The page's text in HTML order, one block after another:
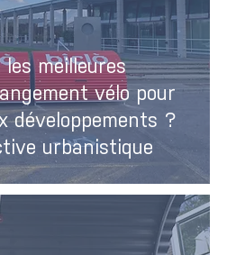
les meilleures
vélo pour
développements ?
urbanistique